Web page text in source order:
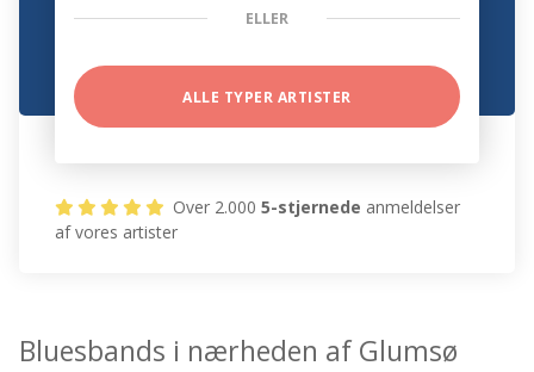
ELLER
ALLE TYPER ARTISTER
Over 2.0005-stjernede anmeldelser
af vores artister
Bluesbands i nærheden af Glumsø